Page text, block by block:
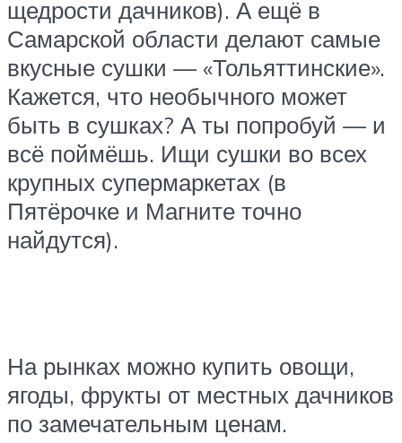
щедрости дачников). А ещё в
Самарской области делают самые
вкусные сушки — «Тольяттинские».
Кажется, что необычного может
быть в сушках? А ты попробуй — и
всё поймёшь. Ищи сушки во всех
крупных супермаркетах (в
Пятёрочке и Магните точно
найдутся).
На рынках можно купить овощи,
ягоды, фрукты от местных дачников
по замечательным ценам.